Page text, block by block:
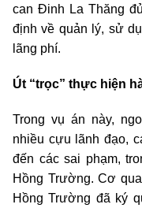
can Đinh La Thăng
định về quản lý, sử
lãng phí.
Út “trọc” thực hiện
Trong vụ án này,
nhiều cựu lãnh đạo,
đến các sai phạm,
Hồng Trường. Cơ
Hồng Trường đã ký